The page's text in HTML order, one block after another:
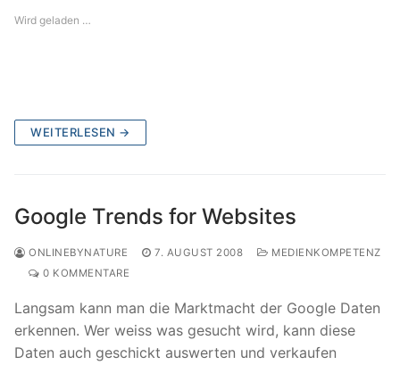
Wird geladen …
WEITERLESEN →
Google Trends for Websites
ONLINEBYNATURE 7. AUGUST 2008
MEDIENKOMPETENZ
0 KOMMENTARE
Langsam kann man die Marktmacht der Google Daten
erkennen. Wer weiss was gesucht wird, kann diese
Daten auch geschickt auswerten und verkaufen